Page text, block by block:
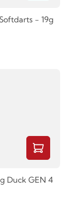
- 19g
Duck GEN 4